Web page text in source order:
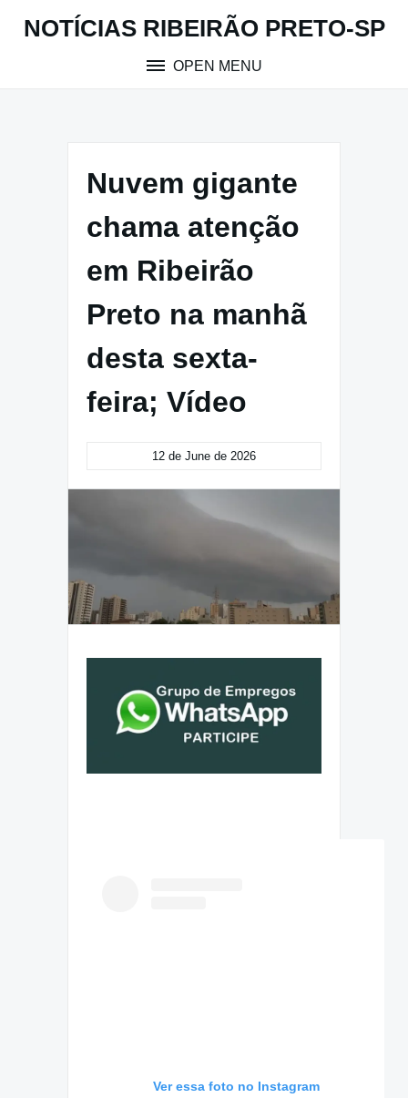
NOTÍCIAS RIBEIRÃO PRETO-SP
OPEN MENU
Nuvem gigante
chama atenção
em Ribeirão
Preto na manhã
desta sexta-
feira; Vídeo
12 de June de 2026
Ver essa foto no Instagram